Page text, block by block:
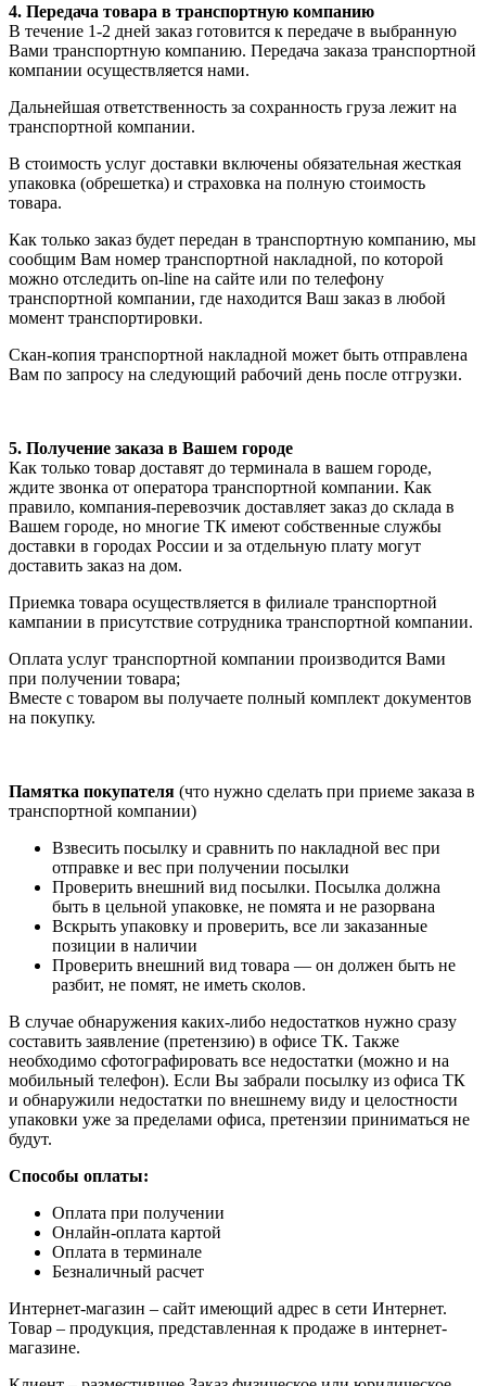
4. Передача товара в транспортную компанию
В течение 1-2 дней заказ готовится к передаче в выбранную
Вами транспортную компанию. Передача заказа транспортной
компании осуществляется нами.
Дальнейшая ответственность за сохранность груза лежит на
транспортной компании.
В стоимость услуг доставки включены обязательная жесткая
упаковка (обрешетка) и страховка на полную стоимость
товара.
Как только заказ будет передан в транспортную компанию, мы
сообщим Вам номер транспортной накладной, по которой
можно отследить on-line на сайте или по телефону
транспортной компании, где находится Ваш заказ в любой
момент транспортировки.
Скан-копия транспортной накладной может быть отправлена
Вам по запросу на следующий рабочий день после отгрузки.
5. Получение заказа в Вашем городе
Как только товар доставят до терминала в вашем городе,
ждите звонка от оператора транспортной компании. Как
правило, компания-перевозчик доставляет заказ до склада в
Вашем городе, но многие ТК имеют собственные службы
доставки в городах России и за отдельную плату могут
доставить заказ на дом.
Приемка товара осуществляется в филиале транспортной
кампании в присутствие сотрудника транспортной компании.
Оплата услуг транспортной компании производится Вами
при получении товара;
Вместе с товаром вы получаете полный комплект документов
на покупку.
Памятка покупателя (что нужно сделать при приеме заказа в
транспортной компании)
Взвесить посылку и сравнить по накладной вес при
отправке и вес при получении посылки
Проверить внешний вид посылки. Посылка должна
быть в цельной упаковке, не помята и не разорвана
Вскрыть упаковку и проверить, все ли заказанные
позиции в наличии
Проверить внешний вид товара — он должен быть не
разбит, не помят, не иметь сколов.
В случае обнаружения каких-либо недостатков нужно сразу
составить заявление (претензию) в офисе ТК. Также
необходимо сфотографировать все недостатки (можно и на
мобильный телефон). Если Вы забрали посылку из офиса ТК
и обнаружили недостатки по внешнему виду и целостности
упаковки уже за пределами офиса, претензии приниматься не
будут.
Способы оплаты:
Оплата при получении
Онлайн-оплата картой
Оплата в терминале
Безналичный расчет
Интернет-магазин – сайт имеющий адрес в сети Интернет.
Товар – продукция, представленная к продаже в интернет-
магазине.